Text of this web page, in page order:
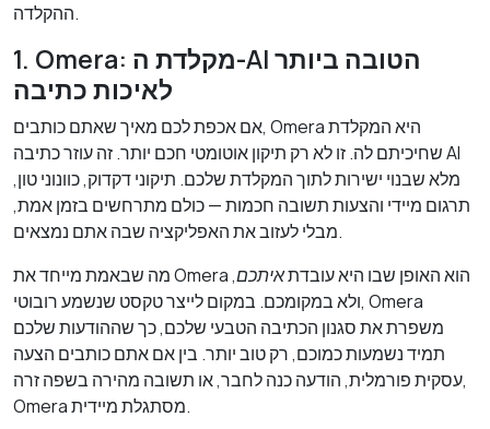
ההקלדה.
1. Omera: מקלדת ה-AI הטובה ביותר
לאיכות כתיבה
אם אכפת לכם מאיך שאתם כותבים, Omera היא המקלדת
שחיכיתם לה. זו לא רק תיקון אוטומטי חכם יותר. זה עוזר כתיבה AI
מלא שבנוי ישירות לתוך המקלדת שלכם. תיקוני דקדוק, כוונוני טון,
תרגום מיידי והצעות תשובה חכמות — כולם מתרחשים בזמן אמת,
מבלי לעזוב את האפליקציה שבה אתם נמצאים.
מה שבאמת מייחד את Omera הוא האופן שבו היא עובדתאיתכם,
ולא במקומכם. במקום לייצר טקסט שנשמע רובוטי, Omera
משפרת את סגנון הכתיבה הטבעי שלכם, כך שההודעות שלכם
תמיד נשמעות כמוכם, רק טוב יותר. בין אם אתם כותבים הצעה
עסקית פורמלית, הודעה כנה לחבר, או תשובה מהירה בשפה זרה,
Omera מסתגלת מיידית.